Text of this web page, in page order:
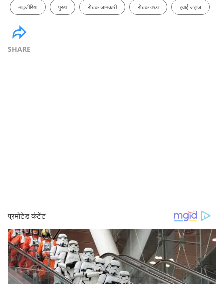
नाइजीरिया पुरुष रोचक जानकारी रोचक तथ्य हवाई जहाज
SHARE